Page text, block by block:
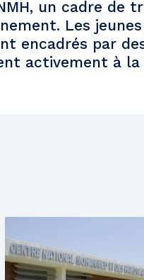
un cadre de
Les
encadrés par
activement à la